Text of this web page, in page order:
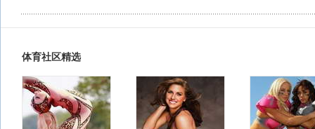
体育社区精选